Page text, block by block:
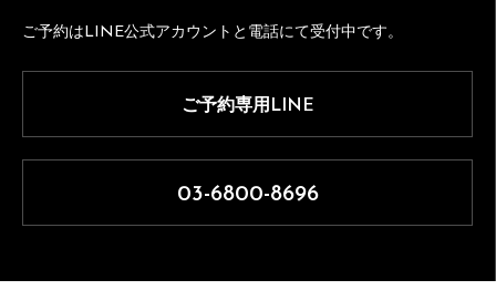
ご予約はLINE公式アカウントと電話にて受付中です。
ご予約専用LINE
03-6800-8696